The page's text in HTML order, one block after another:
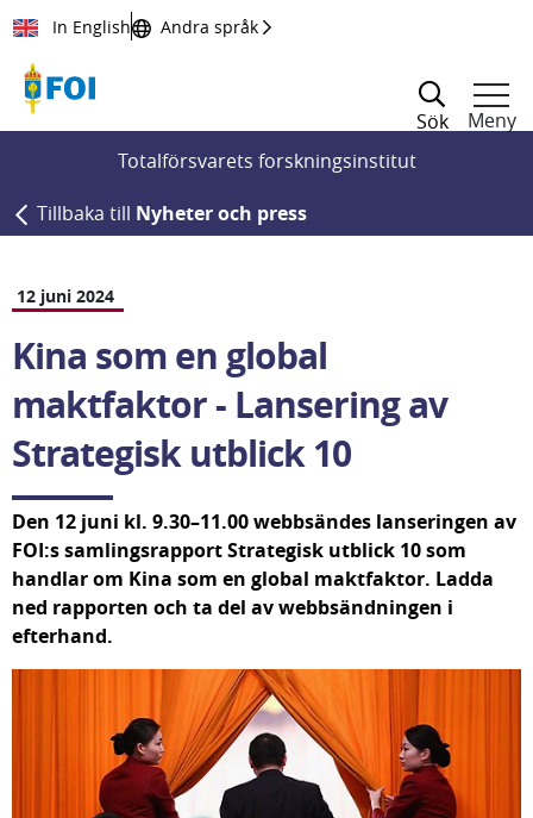
Till innehållet
In English Andra språk
Sök
Meny
Totalförsvarets forskningsinstitut
Tillbaka till Nyheter och press
12 juni 2024
Kina som en global
maktfaktor - Lansering av
Strategisk utblick 10
Den 12 juni kl. 9.30–11.00 webbsändes lanseringen av
FOI:s samlingsrapport Strategisk utblick 10 som
handlar om Kina som en global maktfaktor. Ladda
ned rapporten och ta del av webbsändningen i
efterhand.